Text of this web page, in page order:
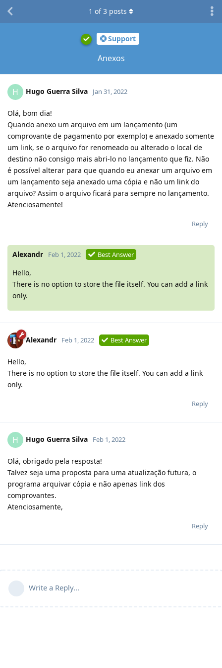
Support
Anexos
1 of3 posts
H Hugo Guerra Silva Jan 31, 2022
Olá, bom dia!
Quando anexo um arquivo em um lançamento (um
comprovante de pagamento por exemplo) e anexado somente
um link, se o arquivo for renomeado ou alterado o local de
destino não consigo mais abri-lo no lançamento que fiz. Não
é possível alterar para que quando eu anexar um arquivo em
um lançamento seja anexado uma cópia e não um link do
arquivo? Assim o arquivo ficará para sempre no lançamento.
Atenciosamente!
Reply
Alexandr Feb 1, 2022 Best Answer
Hello,
There is no option to store the file itself. You can add a link
only.
Alexandr Feb 1, 2022 Best Answer
Hello,
There is no option to store the file itself. You can add a link
only.
Reply
H Hugo Guerra Silva Feb 1, 2022
Olá, obrigado pela resposta!
Talvez seja uma proposta para uma atualização futura, o
programa arquivar cópia e não apenas link dos
comprovantes.
Atenciosamente,
Reply
Write a Reply...